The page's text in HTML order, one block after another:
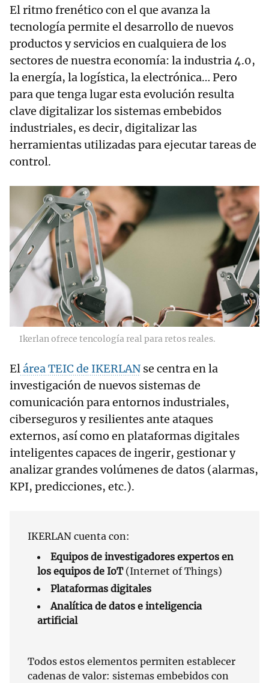
El ritmo frenético con el que avanza la
tecnología permite el desarrollo de nuevos
productos y servicios en cualquiera de los
sectores de nuestra economía: la industria 4.0,
la energía, la logística, la electrónica… Pero
para que tenga lugar esta evolución resulta
clave digitalizar los sistemas embebidos
industriales, es decir, digitalizar las
herramientas utilizadas para ejecutar tareas de
control.
Ikerlan ofrece tencología real para retos reales.
Elárea TEIC de IKERLAN se centra en la
investigación de nuevos sistemas de
comunicación para entornos industriales,
ciberseguros y resilientes ante ataques
externos, así como en plataformas digitales
inteligentes capaces de ingerir, gestionar y
analizar grandes volúmenes de datos (alarmas,
KPI, predicciones, etc.).
IKERLAN cuenta con:
Equipos de investigadores expertos en
los equipos de IoT(Internet of Things)
Plataformas digitales
Analítica de datos e inteligencia
artificial
Todos estos elementos permiten establecer
cadenas de valor: sistemas embebidos con